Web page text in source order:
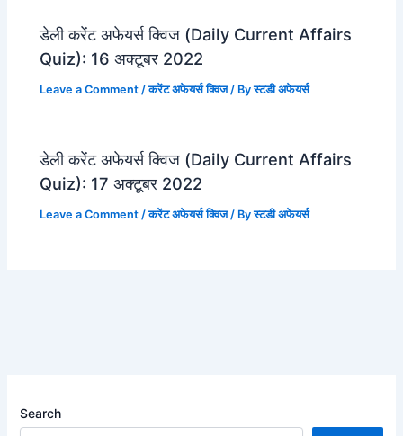
डेली करेंट अफेयर्स क्विज (Daily Current Affairs
Quiz): 16 अक्टूबर 2022
Leave a Comment /करेंट अफेयर्स क्विज/ Byस्टडी अफेयर्स
डेली करेंट अफेयर्स क्विज (Daily Current Affairs
Quiz): 17 अक्टूबर 2022
Leave a Comment /करेंट अफेयर्स क्विज/ Byस्टडी अफेयर्स
Search